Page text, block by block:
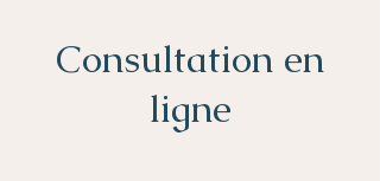
Consultation en
ligne